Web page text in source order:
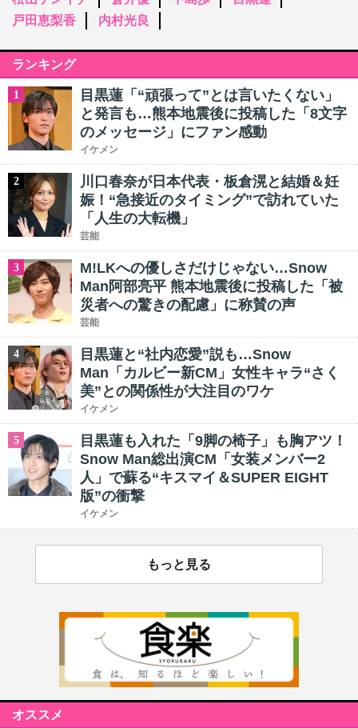
戸田恵梨香
内村光良
ランキング
1
目黒蓮「“頑張って”とは言いたくない」
と発言も…熊本地震後に投稿した「8文字
のメッセージ」にファン感動
イケメン
2
川口春奈が日本代表・板倉滉と結婚＆妊
娠！“急接近のタイミング”で訪れていた
「人生の大転機」
芸能
3
M!LKへの優しさだけじゃない…Snow
Man阿部亮平 熊本地震後に投稿した「被
災者への驚きの配慮」に称賛の声
芸能
4
目黒蓮と“社内恋愛”説も…Snow
Man「カルビー新CM」女性キャラ“さく
美”との関係性が大注目のワケ
イケメン
5
目黒蓮も入れた「9脚の椅子」も胸アツ！
Snow Man総出演CM「女装メンバー2
人」で蘇る“キスマイ＆SUPER EIGHT
版”の衝撃
イケメン
もっと見る
オススメ